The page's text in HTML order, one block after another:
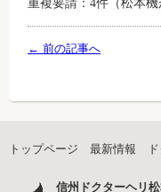
← 前の記事へ
トップページ 最新情報
信州ドクターヘリ